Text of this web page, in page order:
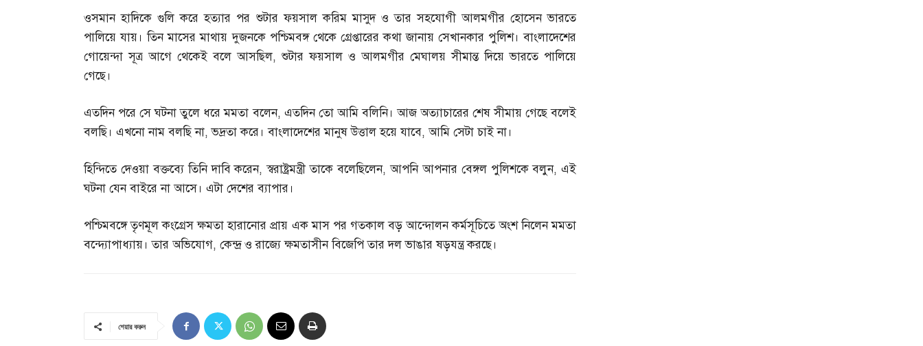
ওসমান হাদিকে গুলি করে হত্যার পর শুটার ফয়সাল করিম মাসুদ ও তার সহযোগী আলমগীর হোসেন ভারতে
পালিয়ে যায়। তিন মাসের মাথায় দুজনকে পশ্চিমবঙ্গ থেকে গ্রেপ্তারের কথা জানায় সেখানকার পুলিশ। বাংলাদেশের
গোয়েন্দা সূত্র আগে থেকেই বলে আসছিল,শুটার ফয়সাল ও আলমগীর মেঘালয় সীমান্ত দিয়ে ভারতে পালিয়ে
গেছে।
এতদিন পরে সে ঘটনা তুলে ধরে মমতা বলেন, এতদিন তো আমি বলিনি। আজ অত্যাচারের শেষ সীমায় গেছে বলেই
বলছি। এখনো নাম বলছি না,ভদ্রতা করে। বাংলাদেশের মানুষ উত্তাল হয়ে যাবে,আমি সেটা চাই না।
হিন্দিতে দেওয়া বক্তব্যে তিনি দাবি করেন,স্বরাষ্ট্রমন্ত্রী তাকে বলেছিলেন,আপনি আপনার বেঙ্গল পুলিশকে বলুন,এই
ঘটনা যেন বাইরে না আসে। এটা দেশের ব্যাপার।
পশ্চিমবঙ্গে তৃণমূল কংগ্রেস ক্ষমতা হারানোর প্রায় এক মাস পর গতকাল বড় আন্দোলন কর্মসূচিতে অংশ নিলেন মমতা
বন্দ্যোপাধ্যায়। তার অভিযোগ, কেন্দ্র ও রাজ্যে ক্ষমতাসীন বিজেপি তার দল ভাঙার ষড়যন্ত্র করছে।
শেয়ার করুন